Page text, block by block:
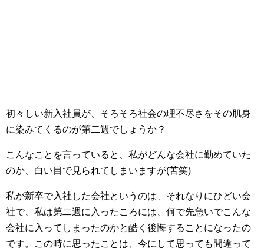
初々しい新入社員が、そろそろ社会の理不尽さをその肌身
に染みてくるのが第二週でしょうか？
こんなことを言っていると、私がどんな会社に勤めていた
のか、白い目で見られてしまいますが(苦笑)
私が新卒で入社した会社というのは、それなりにひどい会
社で、私は第二週に入ったころには、何で先急いでこんな
会社に入ってしまったのかと酷く後悔することになったの
です。この時に思ったことは、今にして思っても間違って